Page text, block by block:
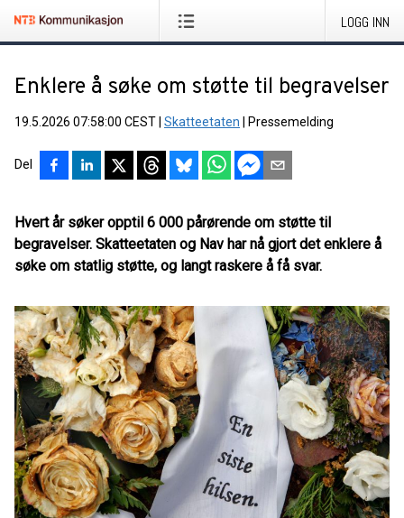
LOGG INN
Enklere å søke om støtte til begravelser
19.5.2026 07:58:00 CEST Skatteetaten Pressemelding
Del
Hvert år søker opptil 6 000 pårørende om støtte til
begravelser. Skatteetaten og Nav har nå gjort det enklere å
søke om statlig støtte, og langt raskere å få svar.